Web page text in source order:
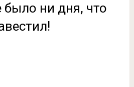
было ни дня, что